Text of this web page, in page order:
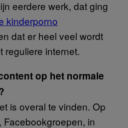
eerdere werk, dat ging
kinderporno
dat er heel veel wordt
reguliere internet.
op het normale
is overal te vinden. Op
Facebookgroepen, in